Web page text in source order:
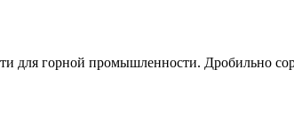
для горной промышленности. Дробильно